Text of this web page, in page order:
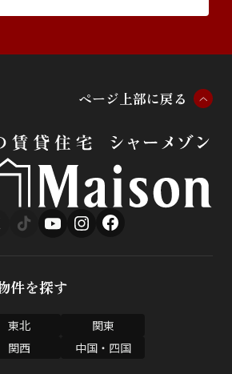
ページ 上部に戻る
件を探す
東北
関東
関西
中国・四国